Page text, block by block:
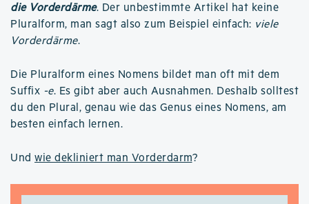
die Vorderdärme. Der unbestimmte Artikel hat keine
Pluralform, man sagt also zum Beispiel einfach: viele
Vorderdärme.
Die Pluralform eines Nomens bildet man oft mit dem
Suffix -e. Es gibt aber auch Ausnahmen. Deshalb solltest
du den Plural, genau wie das Genus eines Nomens, am
besten einfach lernen.
Und wie dekliniert man Vorderdarm?